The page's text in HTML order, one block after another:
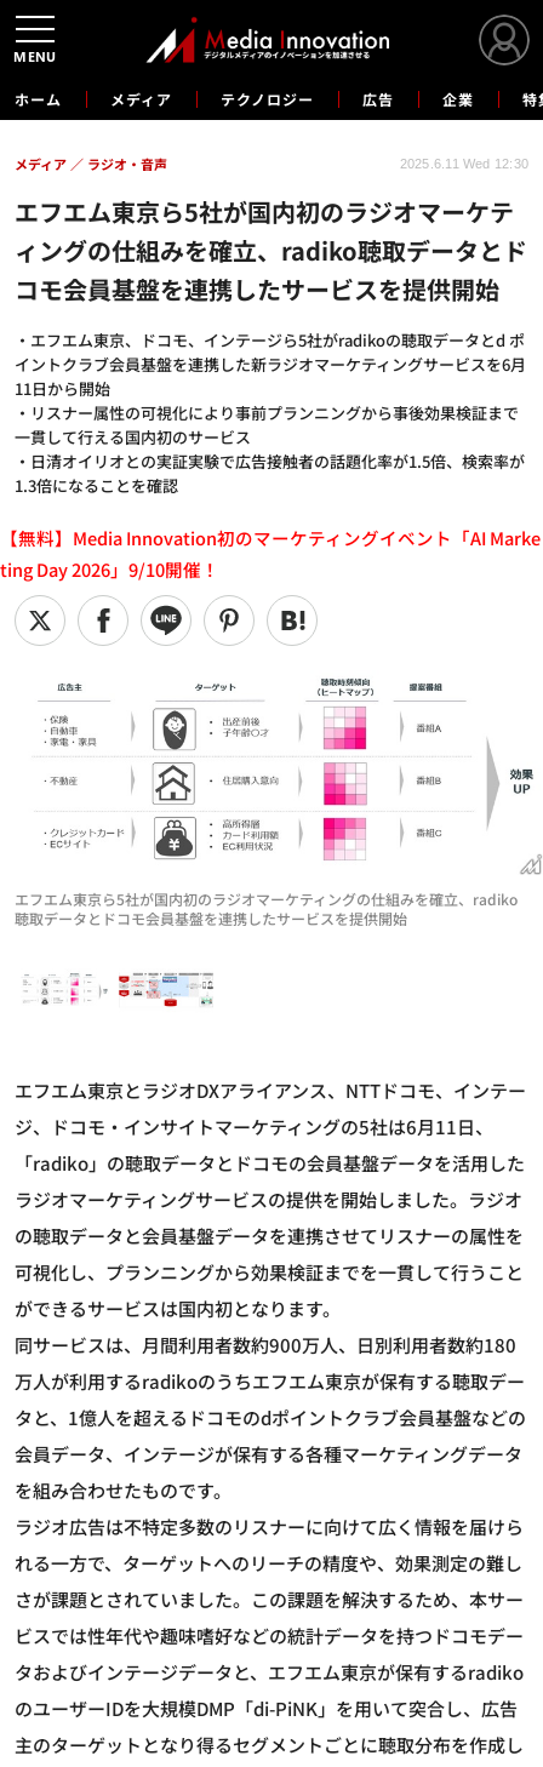
ホーム メディア テクノロジー 広告 企業 特
エフエム東京ら5社が国内初のラジオマーケテ
ィングの仕組みを確立、radiko聴取データとド
コモ会員基盤を連携したサービスを提供開始
・エフエム東京、ドコモ、インテージら5社がradikoの聴取データとd ポ
イントクラブ会員基盤を連携した新ラジオマーケティングサービスを6月
11日から開始
・リスナー属性の可視化により事前プランニングから事後効果検証まで
一貫して行える国内初のサービス
・日清オイリオとの実証実験で広告接触者の話題化率が1.5倍、検索率が
1.3倍になることを確認
メディア ラジオ・音声 2025.6.11 Wed 12:30
【無料】Media Innovation初のマーケティングイベント「AI Marke
ting Day 2026」9/10開催！
エフエム東京ら5社が国内初のラジオマーケティングの仕組みを確立、radiko
聴取データとドコモ会員基盤を連携したサービスを提供開始
エフエム東京とラジオDXアライアンス、NTTドコモ、インテー
ジ、ドコモ・インサイトマーケティングの5社は6月11日、
「radiko」の聴取データとドコモの会員基盤データを活用した
ラジオマーケティングサービスの提供を開始しました。ラジオ
の聴取データと会員基盤データを連携させてリスナーの属性を
可視化し、プランニングから効果検証までを一貫して行うこと
ができるサービスは国内初となります。
同サービスは、月間利用者数約900万人、日別利用者数約180
万人が利用するradikoのうちエフエム東京が保有する聴取デー
タと、1億人を超えるドコモのdポイントクラブ会員基盤などの
会員データ、インテージが保有する各種マーケティングデータ
を組み合わせたものです。
ラジオ広告は不特定多数のリスナーに向けて広く情報を届けら
れる一方で、ターゲットへのリーチの精度や、効果測定の難し
さが課題とされていました。この課題を解決するため、本サー
ビスでは性年代や趣味嗜好などの統計データを持つドコモデー
タおよびインテージデータと、エフエム東京が保有するradiko
のユーザーIDを大規模DMP「di-PiNK」を用いて突合し、広告
主のターゲットとなり得るセグメントごとに聴取分布を作成し
MENU